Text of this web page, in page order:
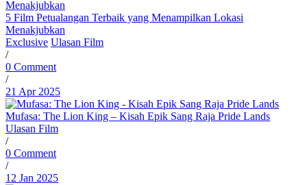
5 Film Petualangan Terbaik yang Menampilkan Lokasi
Menakjubkan
Exclusive Ulasan Film
/
0 Comment
/
21 Apr 2025
Mufasa: The Lion King – Kisah Epik Sang Raja Pride Lands
Ulasan Film
/
0 Comment
/
12 Jan 2025